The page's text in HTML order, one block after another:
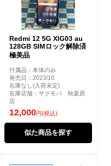
Redmi 12 5G XIG03 au
128GB SIMロック解除済
極美品
付属品：本体のみ
発売日：2023/10
在庫なし(入荷未定)
在庫店舗：サクモバ 秋葉原
店
12,000円(税込)
似た商品を探す